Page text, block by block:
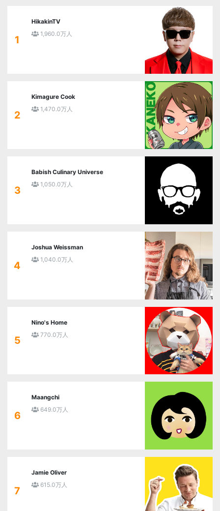
1
HikakinTV
1,960.0万人
2
Kimagure Cook
1,470.0万人
3
Babish Culinary Universe
1,050.0万人
4
Joshua Weissman
1,040.0万人
5
Nino's Home
770.0万人
6
Maangchi
649.0万人
7
Jamie Oliver
615.0万人